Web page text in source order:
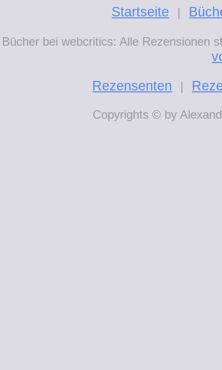
Startseite |
Bücher bei webcritics: Alle Rezensionen
Rezensenten
|
Copyrights © by